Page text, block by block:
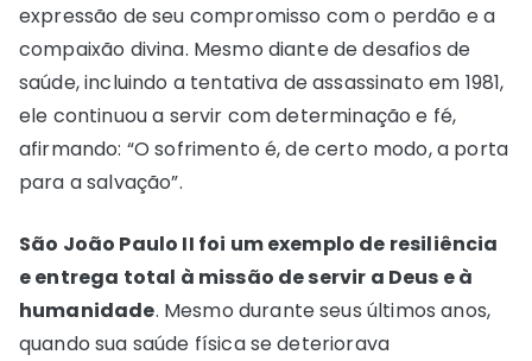
expressão de seu compromisso com o perdão e a
compaixão divina. Mesmo diante de desafios de
saúde, incluindo a tentativa de assassinato em 1981,
ele continuou a servir com determinação e fé,
afirmando: “O sofrimento é, de certo modo, a porta
para a salvação”.
São João Paulo II foi um exemplo de resiliência
e entrega total à missão de servir a Deus e à
humanidade. Mesmo durante seus últimos anos,
quando sua saúde física se deteriorava